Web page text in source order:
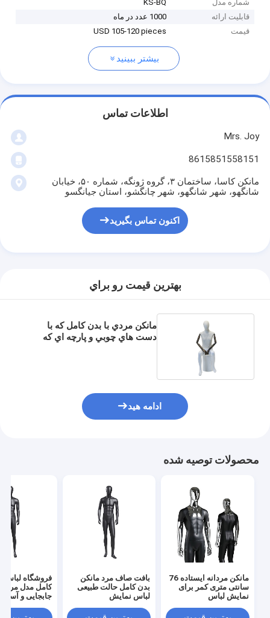
شماره مدل
KS-BQ
قابلیت ارائه
1000 عدد در ماه
قیمت
USD 105-120 pieces
بیشتر ببینید
اطلاعات تماس
Mrs. Joy
8615851558151
مانکن کاسا، ساختمان ۳، گروه ژونگه، شماره ۵۰، خیابان
شانگهو، شهر شانگهو، شهر چانگشو، استان جیانگسو
اکنون تماس بگیرید
بهترين قيمت رو براي
مانکن مردي با بدن کامل که با
دست هاي چوبي و پارچه اي که
ادامه هید
محصولات توصیه شده
مانکن مردانه ایستاده 76
سانتی متری کمر برای
نمایش لباس
بافت صاف مرد مانکن
بدن کامل حالت طبیعی
لباس نمایش
فروشگاه لباس
کامل مدل
جابجایی و